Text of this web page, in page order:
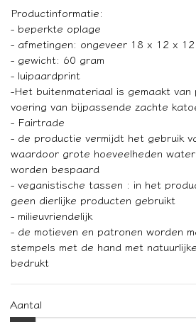
Productinformatie:
- beperkte oplage
- afmetingen: ongeveer 18 x 12 x 12
- gewicht: 60 gram
- luipaardprint
-Het buitenmateriaal is gemaakt
voering van bijpassende zachte
- Fairtrade
- de productie vermijdt het gebruik
waardoor grote hoeveelheden
worden bespaard
- veganistische tassen : in het
geen dierlijke producten gebruikt
- milieuvriendelijk
- de motieven en patronen worden
stempels met de hand met
bedrukt
Aantal